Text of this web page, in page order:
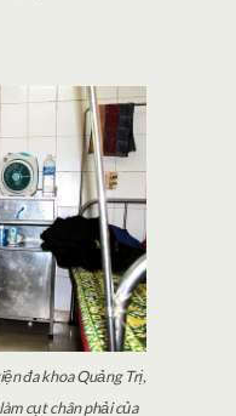
đa khoa Quảng Trị,
cụt chân phải của